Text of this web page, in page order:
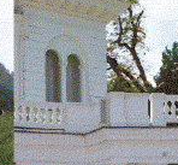
оценивать